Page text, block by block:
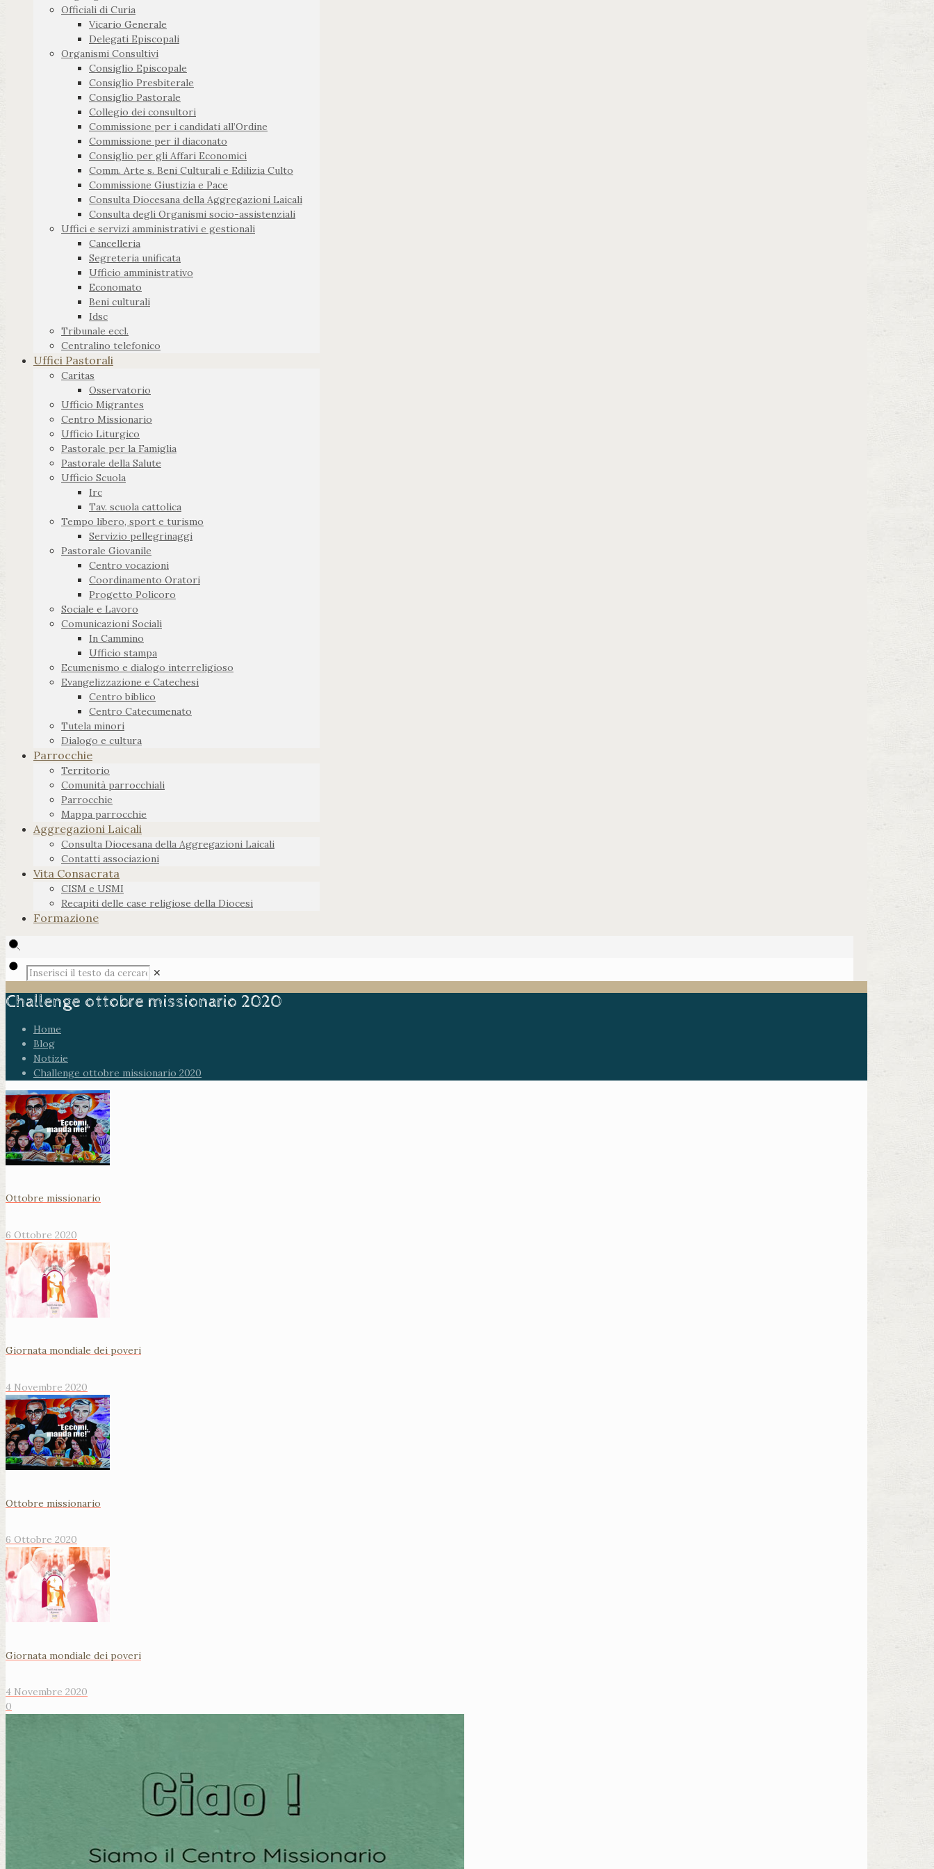
Officiali di Curia
Vicario Generale
Delegati Episcopali
Organismi Consultivi
Consiglio Episcopale
Consiglio Presbiterale
Consiglio Pastorale
Collegio dei consultori
Commissione per i candidati all’Ordine
Commissione per il diaconato
Consiglio per gli Affari Economici
Comm. Arte s. Beni Culturali e Edilizia Culto
Commissione Giustizia e Pace
Consulta Diocesana della Aggregazioni Laicali
Consulta degli Organismi socio-assistenziali
Uffici e servizi amministrativi e gestionali
Cancelleria
Segreteria unificata
Ufficio amministrativo
Economato
Beni culturali
Idsc
Tribunale eccl.
Centralino telefonico
Uffici Pastorali
Caritas
Osservatorio
Ufficio Migrantes
Centro Missionario
Ufficio Liturgico
Pastorale per la Famiglia
Pastorale della Salute
Ufficio Scuola
Irc
Tav. scuola cattolica
Tempo libero, sport e turismo
Servizio pellegrinaggi
Pastorale Giovanile
Centro vocazioni
Coordinamento Oratori
Progetto Policoro
Sociale e Lavoro
Comunicazioni Sociali
In Cammino
Ufficio stampa
Ecumenismo e dialogo interreligioso
Evangelizzazione e Catechesi
Centro biblico
Centro Catecumenato
Tutela minori
Dialogo e cultura
Parrocchie
Territorio
Comunità parrocchiali
Parrocchie
Mappa parrocchie
Aggregazioni Laicali
Consulta Diocesana della Aggregazioni Laicali
Contatti associazioni
Vita Consacrata
CISM e USMI
Recapiti delle case religiose della Diocesi
Formazione
✕
Challenge ottobre missionario 2020
Home
Blog
Notizie
Challenge ottobre missionario 2020
Ottobre missionario
6 Ottobre 2020
Giornata mondiale dei poveri
4 Novembre 2020
Ottobre missionario
6 Ottobre 2020
Giornata mondiale dei poveri
4 Novembre 2020
0